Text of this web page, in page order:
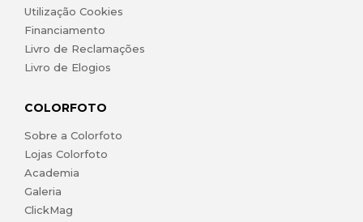
Utilização Cookies
Financiamento
Livro de Reclamações
Livro de Elogios
COLORFOTO
Sobre a Colorfoto
Lojas Colorfoto
Academia
Galeria
ClickMag